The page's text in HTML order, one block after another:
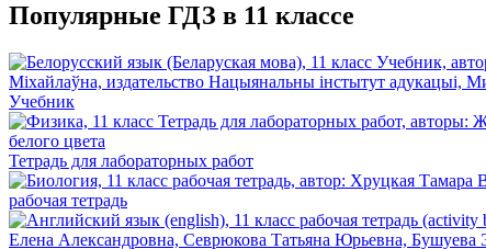
Популярные ГДЗ в 11 классе
Учебник
Тетрадь для лабораторных работ
рабочая тетрадь